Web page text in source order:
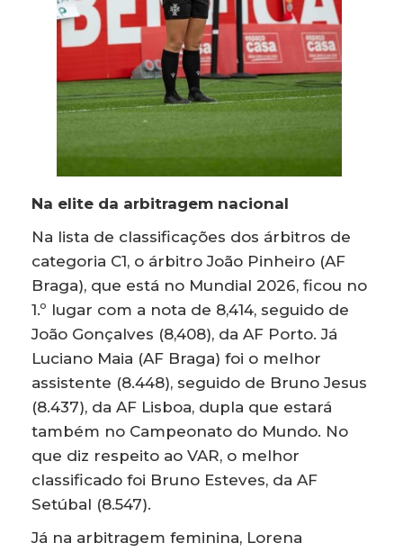
Na elite da arbitragem nacional
Na lista de classificações dos árbitros de
categoria C1, o árbitro João Pinheiro (AF
Braga), que está no Mundial 2026, ficou no
1.º lugar com a nota de 8,414, seguido de
João Gonçalves (8,408), da AF Porto. Já
Luciano Maia (AF Braga) foi o melhor
assistente (8.448), seguido de Bruno Jesus
(8.437), da AF Lisboa, dupla que estará
também no Campeonato do Mundo. No
que diz respeito ao VAR, o melhor
classificado foi Bruno Esteves, da AF
Setúbal (8.547).
Já na arbitragem feminina, Lorena